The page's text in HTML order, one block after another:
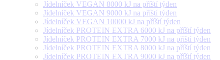
Jídelníček VEGAN 8000 kJ na příští týden
Jídelníček VEGAN 9000 kJ na příští týden
Jídelníček VEGAN 10000 kJ na příští týden
Jídelníček PROTEIN EXTRA 6000 kJ na příští týden
Jídelníček PROTEIN EXTRA 7000 kJ na příští týden
Jídelníček PROTEIN EXTRA 8000 kJ na příští týden
Jídelníček PROTEIN EXTRA 9000 kJ na příští týden